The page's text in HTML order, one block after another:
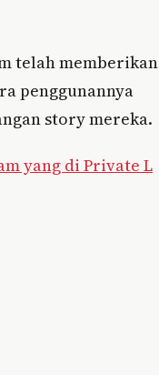
telah memberikan
penggunannya
story mereka.
yang di Private L